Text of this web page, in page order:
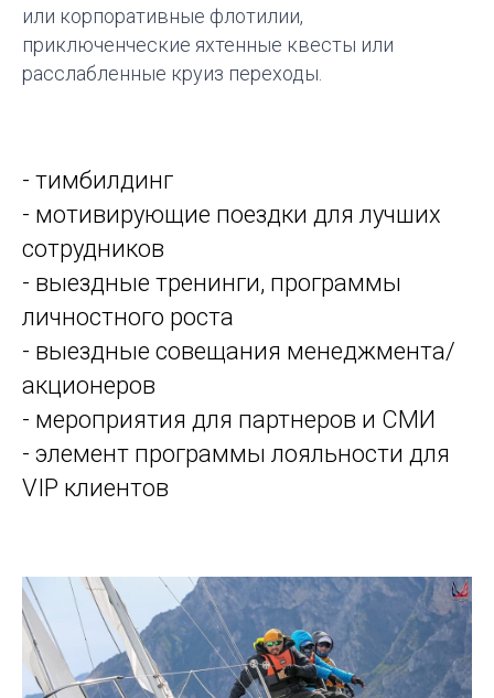
или корпоративные флотилии,
приключенческие яхтенные квесты или
расслабленные круиз переходы.
- тимбилдинг
- мотивирующие поездки для лучших
сотрудников
- выездные тренинги, программы
личностного роста
- выездные совещания менеджмента/
акционеров
- мероприятия для партнеров и СМИ
- элемент программы лояльности для
VIP клиентов